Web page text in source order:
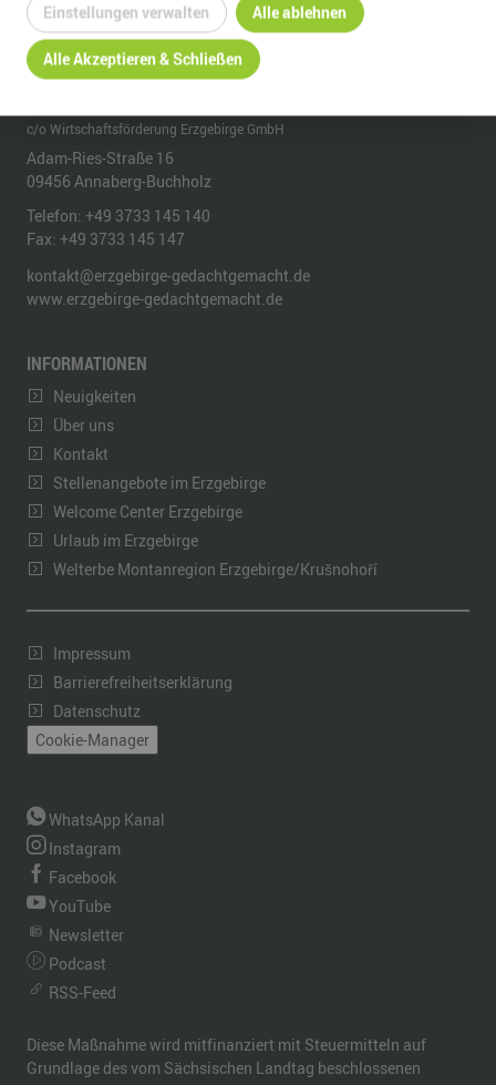
c/o Wirtschaftsförderung Erzgebirge GmbH
Adam-Ries-Straße 16
09456 Annaberg-Buchholz
Telefon: +49 3733 145 140
Fax: +49 3733 145 147
kontakt@erzgebirge-gedachtgemacht.de
www.erzgebirge-gedachtgemacht.de
INFORMATIONEN
Neuigkeiten
Über uns
Kontakt
Stellenangebote im Erzgebirge
Welcome Center Erzgebirge
Urlaub im Erzgebirge
Welterbe Montanregion Erzgebirge/Krušnohoří
Impressum
Barrierefreiheitserklärung
Datenschutz
Cookie-Manager
WhatsApp Kanal
Instagram
Facebook
YouTube
Newsletter
Podcast
RSS-Feed
Diese Maßnahme wird mitfinanziert mit Steuermitteln auf
Grundlage des vom Sächsischen Landtag beschlossenen
Einstellungen verwalten Alle ablehnen
Alle Akzeptieren & Schließen